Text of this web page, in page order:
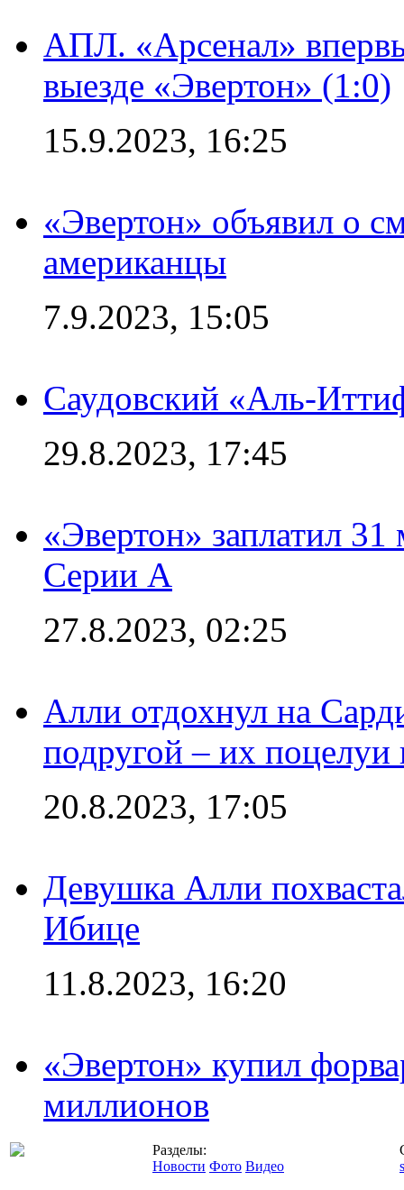
АПЛ. «Арсенал»
выезде «Эвертон» (1:0)
15.9.2023, 16:25
«Эвертон» объявил о
американцы
7.9.2023, 15:05
Саудовский «Аль-
29.8.2023, 17:45
«Эвертон» заплатил
Серии А
27.8.2023, 02:25
Алли отдохнул на
подругой – их поцелуи
20.8.2023, 17:05
Девушка Алли
Ибице
11.8.2023, 16:20
«Эвертон» купил
миллионов
Разделы:
Новости Фото Видео